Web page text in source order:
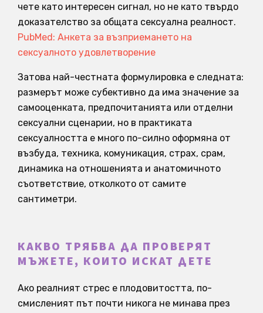
чете като интересен сигнал, но не като твърдо
доказателство за общата сексуална реалност.
PubMed: Анкета за възприемането на
сексуалното удовлетворение
Затова най-честната формулировка е следната:
размерът може субективно да има значение за
самооценката, предпочитанията или отделни
сексуални сценарии, но в практиката
сексуалността е много по-силно оформяна от
възбуда, техника, комуникация, страх, срам,
динамика на отношенията и анатомичното
съответствие, отколкото от самите
сантиметри.
КАКВО ТРЯБВА ДА ПРОВЕРЯТ
МЪЖЕТЕ, КОИТО ИСКАТ ДЕТЕ
Ако реалният стрес е плодовитостта, по-
смисленият път почти никога не минава през